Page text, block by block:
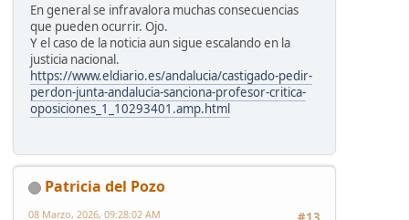
En general se infravalora muchas consecuencias
que pueden ocurrir. Ojo.
Y el caso de la noticia aun sigue escalando en la
justicia nacional.
https://www.eldiario.es/andalucia/castigado-pedir-
perdon-junta-andalucia-sanciona-profesor-critica-
oposiciones_1_10293401.amp.html
Patricia del Pozo
08 Marzo, 2026, 09:28:02 AM